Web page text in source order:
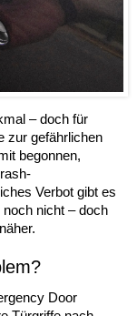
– doch für
zur gefährlichen
begonnen,
Verbot gibt es
nicht – doch
Door